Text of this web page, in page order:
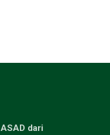
dari